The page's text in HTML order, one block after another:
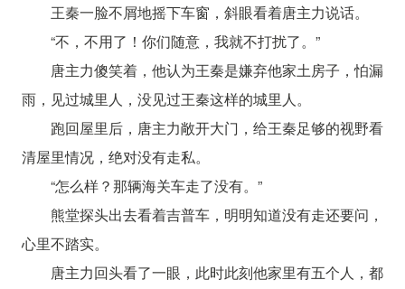
王秦一脸不屑地摇下车窗，斜眼看着唐主力说话。
“不，不用了！你们随意，我就不打扰了。”
唐主力傻笑着，他认为王秦是嫌弃他家土房子，怕漏
雨，见过城里人，没见过王秦这样的城里人。
跑回屋里后，唐主力敞开大门，给王秦足够的视野看
清屋里情况，绝对没有走私。
“怎么样？那辆海关车走了没有。”
熊堂探头出去看着吉普车，明明知道没有走还要问，
心里不踏实。
唐主力回头看了一眼，此时此刻他家里有五个人，都